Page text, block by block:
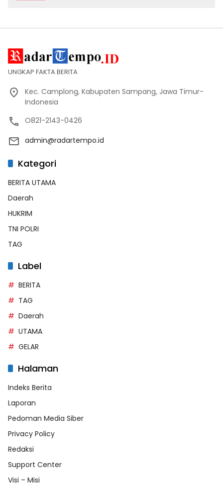
UNGKAP FAKTA BERITA
Kec. Camplong, Kabupaten Sampang, Jawa Timur-
Indonesia
O821-2143-0426
admin@radartempo.id
Kategori
BERITA UTAMA
Daerah
HUKRIM
TNI POLRI
TAG
Label
BERITA
TAG
Daerah
UTAMA
GELAR
Halaman
Indeks Berita
Laporan
Pedoman Media Siber
Privacy Policy
Redaksi
Support Center
Visi – Misi